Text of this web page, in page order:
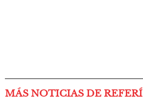
MÁS NOTICIAS DE REFERÍ